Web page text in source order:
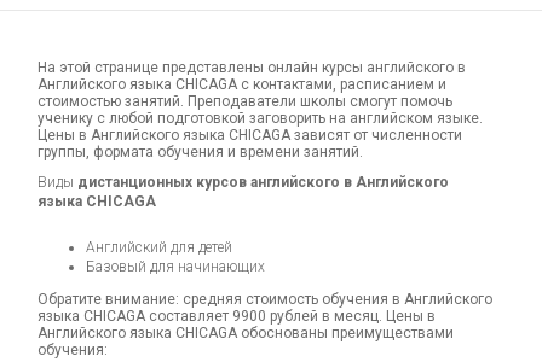
На этой странице представлены онлайн курсы английского в
Английского языка CHICAGA с контактами, расписанием и
стоимостью занятий. Преподаватели школы смогут помочь
ученику с любой подготовкой заговорить на английском языке.
Цены в Английского языка CHICAGA зависят от численности
группы, формата обучения и времени занятий.
Виды дистанционных курсов английского в Английского
языка CHICAGA
Английский для детей
Базовый для начинающих
Обратите внимание: средняя стоимость обучения в Английского
языка CHICAGA составляет 9900 рублей в месяц. Цены в
Английского языка CHICAGA обоснованы преимуществами
обучения: